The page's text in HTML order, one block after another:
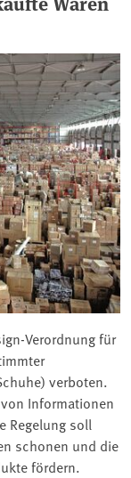
Verordnung für
verboten.
Informationen
Regelung soll
schonen und die
fördern.